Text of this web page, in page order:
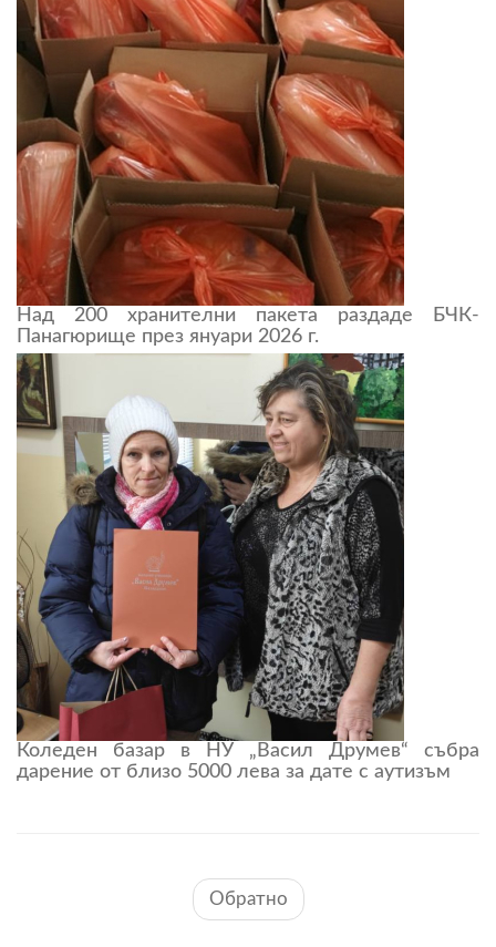
Над 200 хранителни пакета раздаде БЧК-
Панагюрище през януари 2026 г.
Коледен базар в НУ „Васил Друмев“ събра
дарение от близо 5000 лева за дате с аутизъм
Обратно